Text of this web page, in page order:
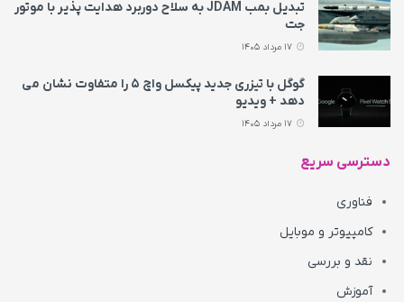
تبدیل بمب JDAM به سلاح دوربرد هدایت پذیر با موتور
جت
گوگل با تیزری جدید پیکسل واچ ۵ را متفاوت نشان می‌
دهد + ویدیو
دسترسی سریع
فناوری
کامپیوتر و موبایل
نقد و بررسی
آموزش